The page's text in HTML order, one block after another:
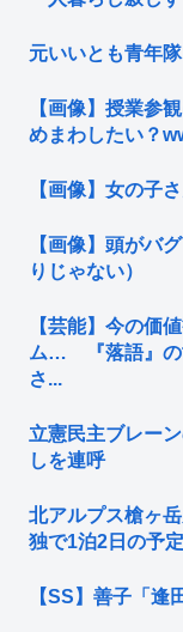
元いいとも青年
【画像】授業参
めまわしたい？
【画像】女の子
【画像】頭がバ
りじゃない）
【芸能】今の価
ム… 『落語』の
さ...
立憲民主ブレー
しを連呼
北アルプス槍ヶ
独で1泊2日の予
【SS】善子「逢